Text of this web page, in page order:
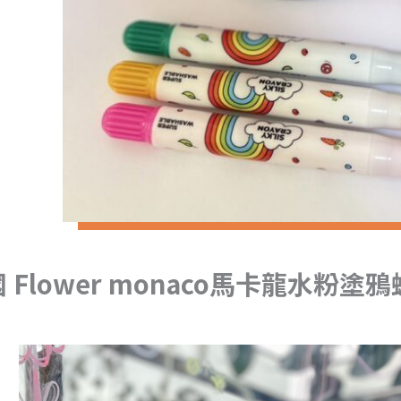
Flower monaco馬卡龍水粉塗鴉